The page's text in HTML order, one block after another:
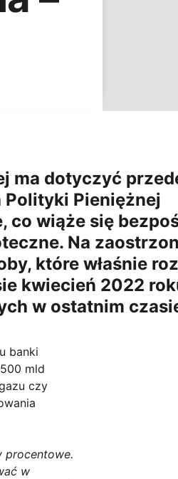
ma dotyczyć
Polityki Pieniężnej
co wiąże się
Na
które właśnie
kwiecień 2022
w ostatnim
banki
mld
czy
procentowe.
w